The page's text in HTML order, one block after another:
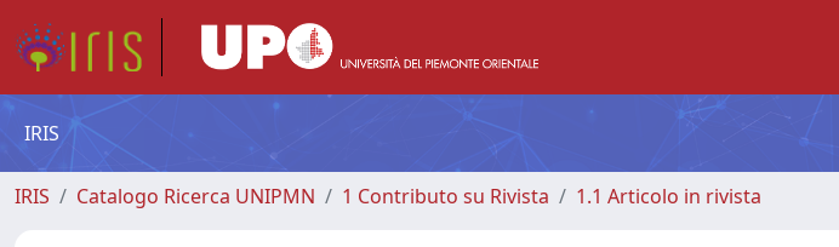
IRIS
IRIS Catalogo Ricerca UNIPMN 1 Contributo su Rivista 1.1 Articolo in rivista